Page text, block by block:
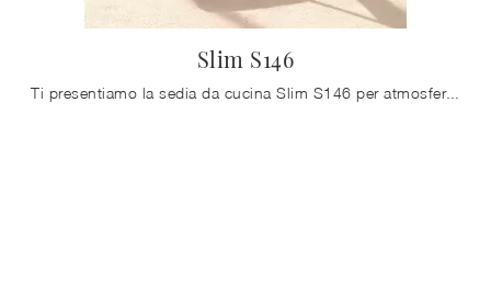
Slim S146
Ti presentiamo la sedia da cucina Slim S146 per atmosfere moderne, tra le più belle Sedie pieghevoli di Friulsedie.